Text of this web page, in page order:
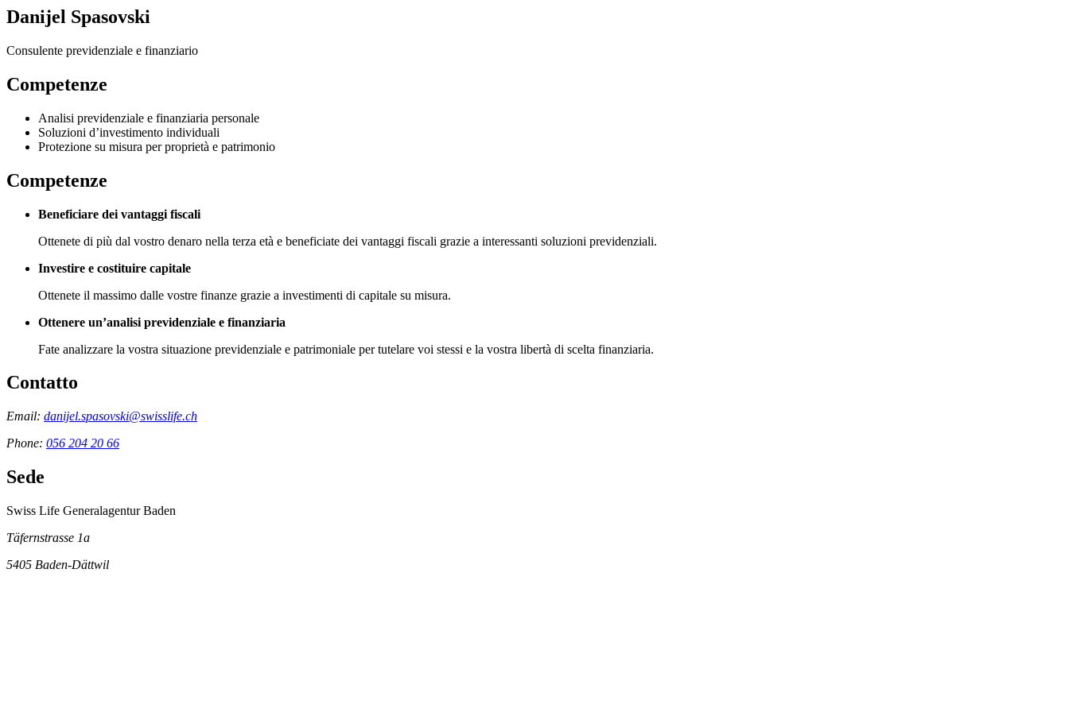
Danijel Spasovski
Consulente previdenziale e finanziario
Competenze
Analisi previdenziale e finanziaria personale
Soluzioni d’investimento individuali
Protezione su misura per proprietà e patrimonio
Competenze
Beneficiare dei vantaggi fiscali
Ottenete di più dal vostro denaro nella terza età e beneficiate dei vantaggi fiscali grazie a interessanti soluzioni previdenziali.
Investire e costituire capitale
Ottenete il massimo dalle vostre finanze grazie a investimenti di capitale su misura.
Ottenere un’analisi previdenziale e finanziaria
Fate analizzare la vostra situazione previdenziale e patrimoniale per tutelare voi stessi e la vostra libertà di scelta finanziaria.
Contatto
Email: danijel.spasovski@swisslife.ch
Phone: 056 204 20 66
Sede
Swiss Life Generalagentur Baden
Täfernstrasse 1a
5405 Baden-Dättwil